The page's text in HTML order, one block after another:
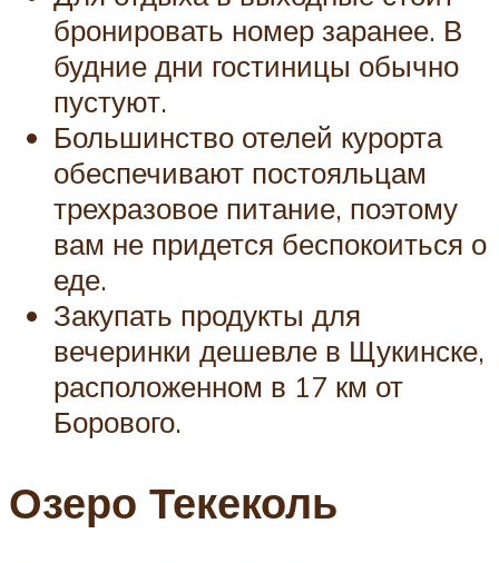
бронировать номер заранее. В
будние дни гостиницы обычно
пустуют.
Большинство отелей курорта
обеспечивают постояльцам
трехразовое питание, поэтому
вам не придется беспокоиться о
еде.
Закупать продукты для
вечеринки дешевле в Щукинске,
расположенном в 17 км от
Борового.
Озеро Текеколь